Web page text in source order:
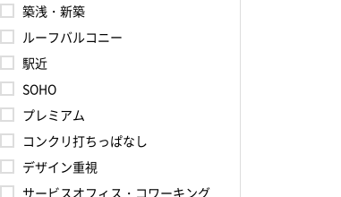
築浅・新築
ルーフバルコニー
駅近
SOHO
プレミアム
コンクリ打ちっぱなし
デザイン重視
サービスオフィス・コワーキング